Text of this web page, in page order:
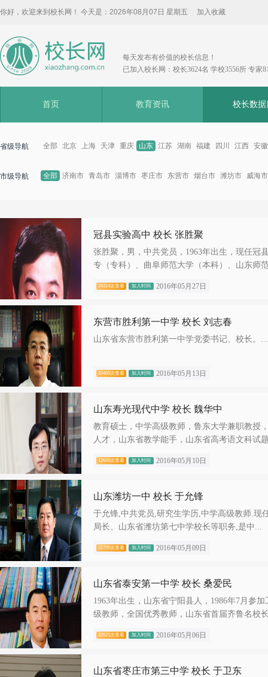
你好，欢迎来到校长网！ 今天是： 2026年08月07日 星期五 加入收藏
每天发布有价值的校长信息！
已加入校长网：校长3624名 学校3556所 专家
首页 教育资讯 校长数据
省级导航 全部 北京 上海 天津 重庆 山东 江苏 湖南 福建 四川 江西 安徽
市级导航 全部 济南市 青岛市 淄博市 枣庄市 东营市 烟台市 潍坊市 威海市
冠县实验高中 校长 张胜聚
张胜聚，男，中共党员，1963年出生，现任冠
专（专科）、曲阜师范大学（本科）、山东师
24314次查看 加入时间 2016年05月27日
东营市胜利第一中学 校长 刘志春
山东省东营市胜利第一中学党委书记、校长。...
10469次查看 加入时间 2016年05月13日
山东寿光现代中学 校长 魏华中
教育硕士，中学高级教师，鲁东大学兼职教授
人才，山东省教学能手，山东省高考语文科试
12649次查看 加入时间 2016年05月10日
山东潍坊一中 校长 于允锋
于允锋,中共党员,研究生学历,中学高级教师.现
局长、山东省潍坊第七中学校长等职务,是中...
22795次查看 加入时间 2016年05月09日
山东省泰安第一中学 校长 桑爱民
1963年出生，山东省宁阳县人，1986年7月参
级教师，全国优秀教师，山东省首届齐鲁名校
10521次查看 加入时间 2016年05月06日
山东省枣庄市第三中学 校长 于卫东